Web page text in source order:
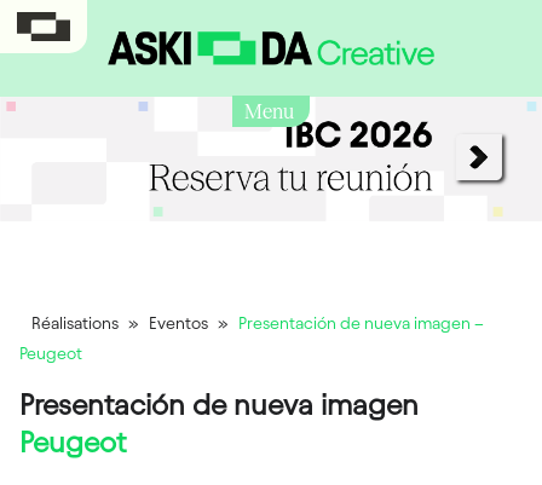
Menu
Réalisations » Eventos »
Presentación de nueva imagen –
Peugeot
Presentación de nueva imagen
Peugeot